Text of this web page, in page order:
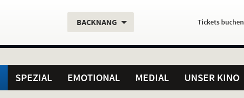
Aktueller
BACKNANG. Servicefunktionen
Aktuelles
HierTickets buchen
SPEZIAL EMOTIONAL MEDIAL UNSER KINO